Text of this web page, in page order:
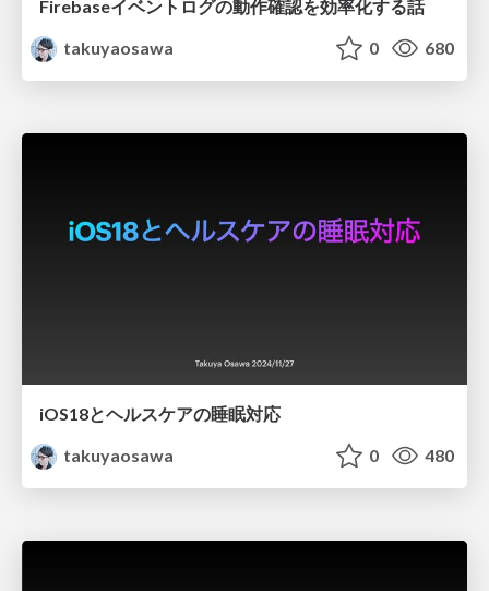
Firebaseイベントログの動作確認を効率化する話
takuyaosawa
0 680
iOS18とヘルスケアの睡眠対応
takuyaosawa
0 480